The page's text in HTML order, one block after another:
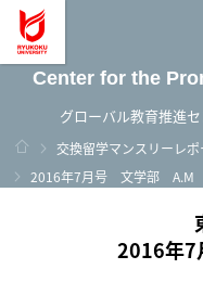
Center for the
グローバル教育推進
ホーム
交換留学マンスリーレポ
2016年7月号 文学部 A.M
2016年